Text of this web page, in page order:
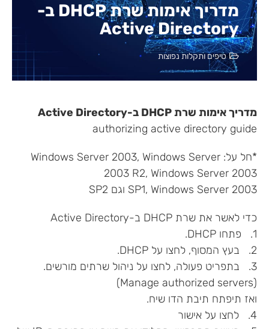
מדריך אימות שרת DHCP ב-
Active Directory
טיפים ותקלות נפוצות
מדריך אימות שרת DHCP ב-Active Directory
authorizing active directory guide
*חל על: Windows Server 2003, Windows Server
2003 R2, Windows Server 2003
SP1, Windows Server 2003 וגם SP2
כדי לאשר את שרת DHCP ב-Active Directory
1. פתחו DHCP.
2. בעץ המסוף, לחצו על DHCP.
3. בתפריט פעולה, לחצו על ניהול שרתים מורשים.
(Manage authorized servers)
ואז תיפתח תיבת הדו שיח.
4. לחצו על אישור